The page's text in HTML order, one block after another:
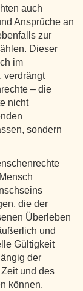
auch
Ansprüche an
zur
Dieser
im
verdrängt
– die
nicht
sondern
die der
Überleben
und
Gültigkeit
der
und des
können.